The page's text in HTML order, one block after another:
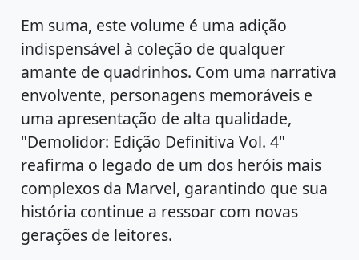
Em suma, este volume é uma adição
indispensável à coleção de qualquer
amante de quadrinhos. Com uma narrativa
envolvente, personagens memoráveis e
uma apresentação de alta qualidade,
"Demolidor: Edição Definitiva Vol. 4"
reafirma o legado de um dos heróis mais
complexos da Marvel, garantindo que sua
história continue a ressoar com novas
gerações de leitores.